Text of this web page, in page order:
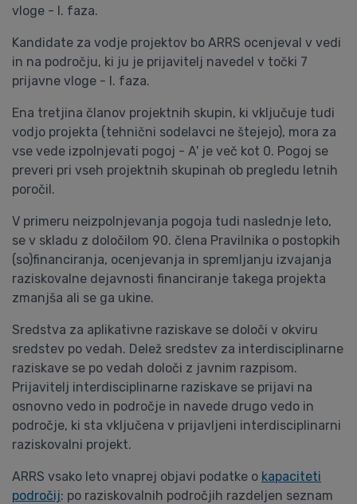
vloge - I. faza.
Kandidate za vodje projektov bo ARRS ocenjeval v vedi
in na področju, ki ju je prijavitelj navedel v točki 7
prijavne vloge - I. faza.
Ena tretjina članov projektnih skupin, ki vključuje tudi
vodjo projekta (tehnični sodelavci ne štejejo), mora za
vse vede izpolnjevati pogoj - A' je več kot 0. Pogoj se
preveri pri vseh projektnih skupinah ob pregledu letnih
poročil.
V primeru neizpolnjevanja pogoja tudi naslednje leto,
se v skladu z določilom 90. člena Pravilnika o postopkih
(so)financiranja, ocenjevanja in spremljanju izvajanja
raziskovalne dejavnosti financiranje takega projekta
zmanjša ali se ga ukine.
Sredstva za aplikativne raziskave se določi v okviru
sredstev po vedah. Delež sredstev za interdisciplinarne
raziskave se po vedah določi z javnim razpisom.
Prijavitelj interdisciplinarne raziskave se prijavi na
osnovno vedo in področje in navede drugo vedo in
področje, ki sta vključena v prijavljeni interdisciplinarni
raziskovalni projekt.
ARRS vsako leto vnaprej objavi podatke o kapaciteti
področij: po raziskovalnih področjih razdeljen seznam